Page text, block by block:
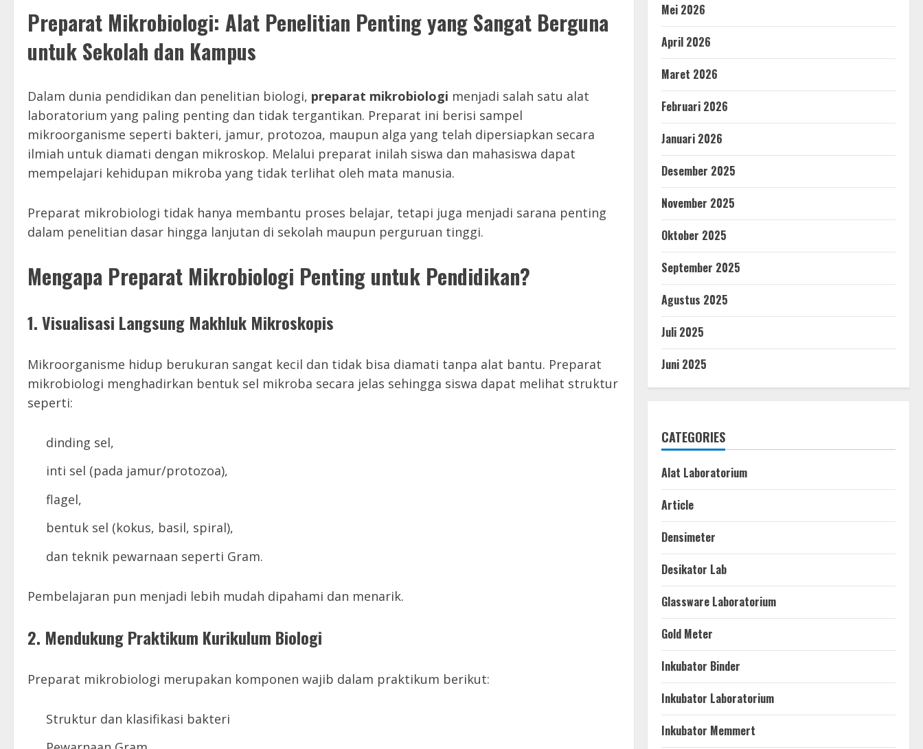
Preparat Mikrobiologi: Alat Penelitian Penting yang Sangat Berguna
untuk Sekolah dan Kampus
Dalam dunia pendidikan dan penelitian biologi, preparat mikrobiologi menjadi salah satu alat
laboratorium yang paling penting dan tidak tergantikan. Preparat ini berisi sampel
mikroorganisme seperti bakteri, jamur, protozoa, maupun alga yang telah dipersiapkan secara
ilmiah untuk diamati dengan mikroskop. Melalui preparat inilah siswa dan mahasiswa dapat
mempelajari kehidupan mikroba yang tidak terlihat oleh mata manusia.
Preparat mikrobiologi tidak hanya membantu proses belajar, tetapi juga menjadi sarana penting
dalam penelitian dasar hingga lanjutan di sekolah maupun perguruan tinggi.
Mengapa Preparat Mikrobiologi Penting untuk Pendidikan?
1. Visualisasi Langsung Makhluk Mikroskopis
Mikroorganisme hidup berukuran sangat kecil dan tidak bisa diamati tanpa alat bantu. Preparat
mikrobiologi menghadirkan bentuk sel mikroba secara jelas sehingga siswa dapat melihat struktur
seperti:
dinding sel,
inti sel (pada jamur/protozoa),
flagel,
bentuk sel (kokus, basil, spiral),
dan teknik pewarnaan seperti Gram.
Pembelajaran pun menjadi lebih mudah dipahami dan menarik.
2. Mendukung Praktikum Kurikulum Biologi
Preparat mikrobiologi merupakan komponen wajib dalam praktikum berikut:
Struktur dan klasifikasi bakteri
Mei 2026
April 2026
Maret 2026
Februari 2026
Januari 2026
Desember 2025
November 2025
Oktober 2025
September 2025
Agustus 2025
Juli 2025
Juni 2025
CATEGORIES
Alat Laboratorium
Article
Densimeter
Desikator Lab
Glassware Laboratorium
Gold Meter
Inkubator Binder
Inkubator Laboratorium
Inkubator Memmert